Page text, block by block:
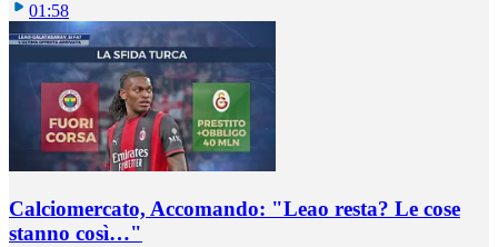
01:58
Calciomercato, Accomando: "Leao resta? Le cose
stanno così…"